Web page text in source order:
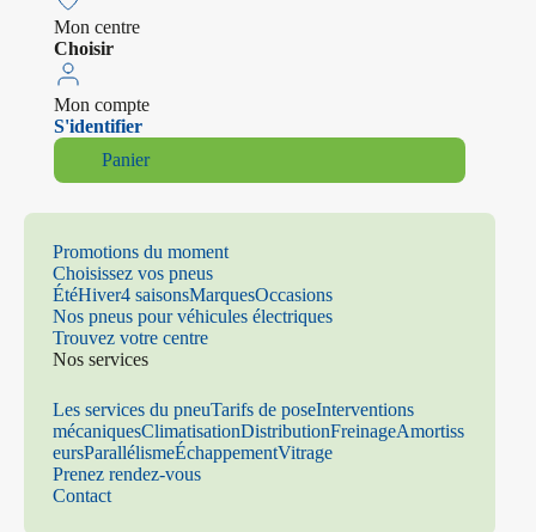
Mon centre
Choisir
Mon compte
S'identifier
Panier
Promotions du moment
Choisissez vos pneus
ÉtéHiver4 saisonsMarquesOccasions
Nos pneus pour véhicules électriques
Trouvez votre centre
Nos services
Les services du pneuTarifs de poseInterventions
mécaniquesClimatisationDistributionFreinageAmortiss
eursParallélismeÉchappementVitrage
Prenez rendez-vous
Contact